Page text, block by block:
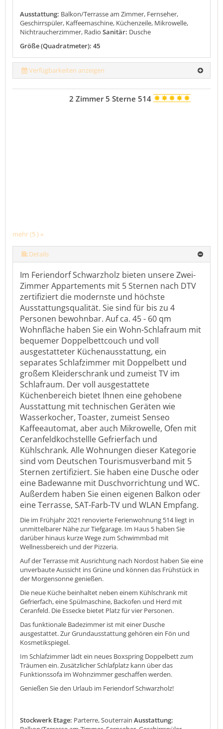
Ausstattung: Balkon/Terrasse am Zimmer, Fernseher,
Geschirrspüler, Kaffeemaschine, Küchenzeile, Mikrowelle,
Nichtraucherzimmer, Radio Sanitär: Dusche
Größe (Quadratmeter): 45
Verfügbarkeiten anzeigen
mehr (5 ) »
mehr (5 ) »
2 Zimmer 5 Sterne 514
Details
Im Feriendorf Schwarzholz bieten unsere Zwei-
Zimmer Appartements mit 5 Sternen nach DTV
zertifiziert die modernste und höchste
Ausstattungsqualität. Sie sind für bis zu 4
Personen bewohnbar. Auf ca. 45 - 60 qm
Wohnfläche haben Sie ein Wohn-Schlafraum mit
bequemer Doppelbettcouch und voll
ausgestatteter Küchenausstattung, ein
separates Schlafzimmer mit Doppelbett und
großem Kleiderschrank und zumeist TV im
Schlafraum. Der voll ausgestattete
Küchenbereich bietet Ihnen eine gehobene
Ausstattung mit technischen Geräten wie
Wasserkocher, Toaster, zumeist Senseo
Kaffeeautomat, aber auch Mikrowelle, Ofen mit
Ceranfeldkochstellle Gefrierfach und
Kühlschrank. Alle Wohnungen dieser Kategorie
sind vom Deutschen Tourismusverband mit 5
Sternen zertifiziert. Sie haben eine Dusche oder
eine Badewanne mit Duschvorrichtung und WC.
Außerdem haben Sie einen eigenen Balkon oder
eine Terrasse, SAT-Farb-TV und WLAN Empfang.
Die im Frühjahr 2021 renovierte Ferienwohnung 514 liegt in
unmittelbarer Nähe zur Tiefgarage. Im Haus 5 haben Sie
darüber hinaus kurze Wege zum Schwimmbad mit
Wellnessbereich und der Pizzeria.
Auf der Terrasse mit Ausrichtung nach Nordost haben Sie eine
unverbaute Aussicht ins Grüne und können das Frühstück in
der Morgensonne genießen.
Die neue Küche beinhaltet neben einem Kühlschrank mit
Gefrierfach, eine Spülmaschine, Backofen und Herd mit
Ceranfeld. Die Essecke bietet Platz für vier Personen.
Das funktionale Badezimmer ist mit einer Dusche
ausgestattet. Zur Grundausstattung gehören ein Fön und
Kosmetikspiegel.
Im Schlafzimmer lädt ein neues Boxspring Doppelbett zum
Träumen ein. Zusätzlicher Schlafplatz kann über das
Funktionssofa im Wohnzimmer geschaffen werden.
Genießen Sie den Urlaub im Feriendorf Schwarzholz!
Stockwerk Etage: Parterre, Souterrain Ausstattung: